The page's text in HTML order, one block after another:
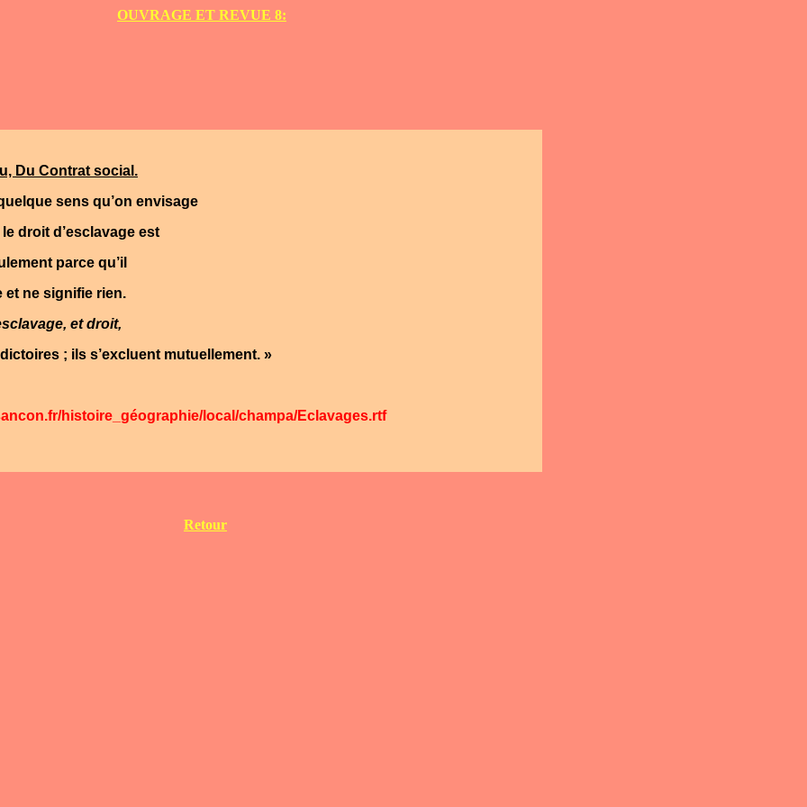
OUVRAGE ET REVUE 8:
Du Contrat social.
sens qu’on envisage
droit d’esclavage est
parce qu’il
et ne signifie rien.
et droit,
; ils s’excluent mutuellement. »
histoire_géographie/local/champa/Eclavages.rtf
Retour